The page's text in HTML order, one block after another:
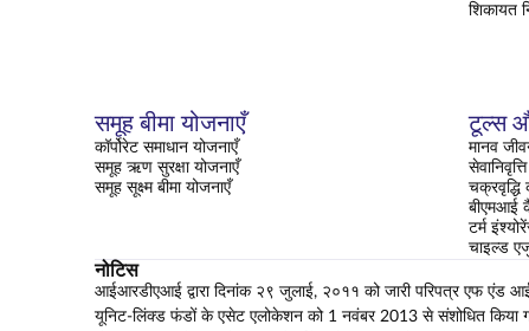
शिकायत
समूह बीमा योजनाएँ
कॉर्पोरेट समाधान योजनाएँ
समूह ऋण सुरक्षा योजनाएँ
समूह सूक्ष्म बीमा योजनाएँ
टूल्स
मानव
चक्रवृद्धि
बीएमआई
टर्म
चाइल्ड
नोटिस
आईआरडीएआई द्वारा दिनांक २९ जुलाई, २०११ को जारी परिपत्र एफ एंड
यूनिट-लिंक्ड फंडों के एसेट एलोकेशन को 1 नवंबर 2013 से संशोधित किया